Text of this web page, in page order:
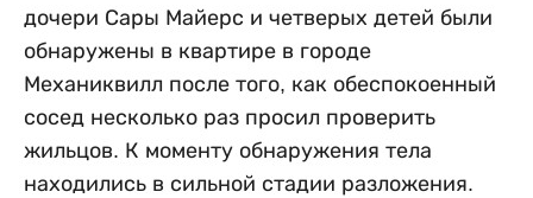
дочери Сары Майерс и четверых детей были
обнаружены в квартире в городе
Механиквилл после того, как обеспокоенный
сосед несколько раз просил проверить
жильцов. К моменту обнаружения тела
находились в сильной стадии разложения.